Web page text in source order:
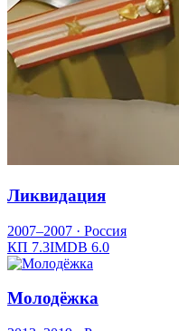
Ликвидация
2007–2007 · Россия
КП 7.3IMDB 6.0
Молодёжка